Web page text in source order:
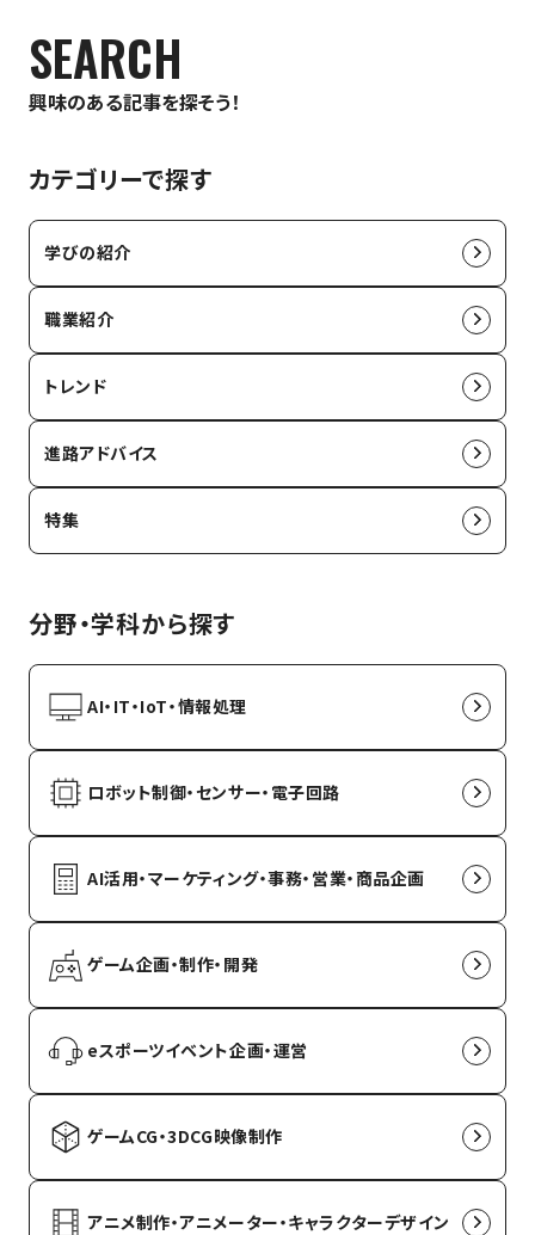
SEARCH
興味のある記事を探そう！
カテゴリーで探す
学びの紹介
職業紹介
トレンド
進路アドバイス
特集
分野・学科から探す
AI・IT・IoT・情報処理
ロボット制御・センサー・電子回路
AI活用・マーケティング・事務・営業・商品企画
ゲーム企画・制作・開発
eスポーツイベント企画・運営
ゲームCG・3DCG映像制作
アニメ制作・アニメーター・キャラクターデザイン